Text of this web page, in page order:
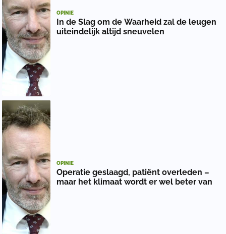
OPINIE
In de Slag om de Waarheid zal de leugen
uiteindelijk altijd sneuvelen
OPINIE
Operatie geslaagd, patiënt overleden –
maar het klimaat wordt er wel beter van